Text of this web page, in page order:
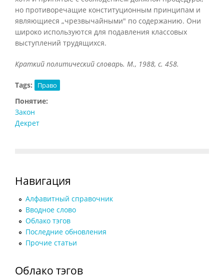
но противоречащие конституционным принципам и
являющиеся „чрезвычайными" по содержанию. Они
широко используются для подавления классовых
выступлений трудящихся.
Краткий политический словарь. М., 1988, с. 458.
Tags: Право
Понятие:
Закон
Декрет
Навигация
Алфавитный справочник
Вводное слово
Облако тэгов
Последние обновления
Прочие статьи
Облако тэгов